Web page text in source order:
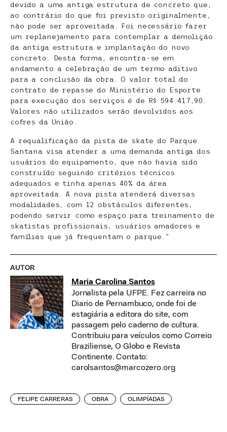
devido a uma antiga estrutura de concreto que,
ao contrário do que foi previsto originalmente,
não pode ser aproveitada. Foi necessário fazer
um replanejamento para contemplar a demolição
da antiga estrutura e implantação do novo
concreto. Desta forma, encontra-se em
andamento a celebração de um termo aditivo
para a conclusão da obra. O valor total do
contrato de repasse do Ministério do Esporte
para execução dos serviços é de R$ 594.417,90.
Valores não utilizados serão devolvidos aos
cofres da União.
A requalificação da pista de skate do Parque
Santana visa atender a uma demanda antiga dos
usuários do equipamento, que não havia sido
construído seguindo critérios técnicos
adequados e tinha apenas 40% da área
aproveitada. A nova pista atenderá diversas
modalidades, com 12 obstáculos diferentes,
podendo servir como espaço para treinamento de
skatistas profissionais, usuários amadores e
famílias que já frequentam o parque.”
AUTOR
Maria Carolina Santos
Jornalista pela UFPE. Fez carreira no
Diario de Pernambuco, onde foi de
estagiária a editora do site, com
passagem pelo caderno de cultura.
Contribuiu para veículos como Correio
Braziliense, O Globo e Revista
Continente. Contato:
carolsantos@marcozero.org
FELIPE CARRERAS OBRA OLIMPÍADAS